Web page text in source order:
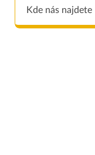
Kde nás najdete